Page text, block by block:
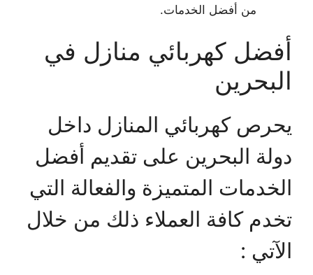
من أفضل الخدمات.
أفضل كهربائي منازل في
البحرين
يحرص كهربائي المنازل داخل
دولة البحرين على تقديم أفضل
الخدمات المتميزة والفعالة التي
تخدم كافة العملاء ذلك من خلال
الآتي :